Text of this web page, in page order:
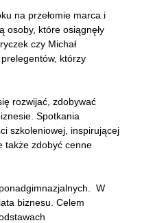
na przełomie marca i
osoby, które osiągnęły
czy Michał
którzy
rozwijać, zdobywać
Spotkania
szkoleniowej, inspirującej
także zdobyć cenne
W
biznesu. Celem